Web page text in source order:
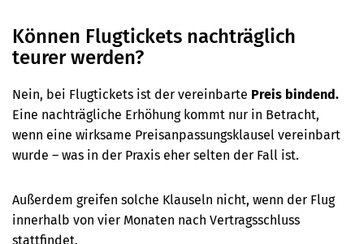
Können Flugtickets nachträglich
teurer werden?
Nein, bei Flugtickets ist der vereinbarte Preis bindend.
Eine nachträgliche Erhöhung kommt nur in Betracht,
wenn eine wirksame Preisanpassungsklausel vereinbart
wurde – was in der Praxis eher selten der Fall ist.
Außerdem greifen solche Klauseln nicht, wenn der Flug
innerhalb von vier Monaten nach Vertragsschluss
stattfindet.